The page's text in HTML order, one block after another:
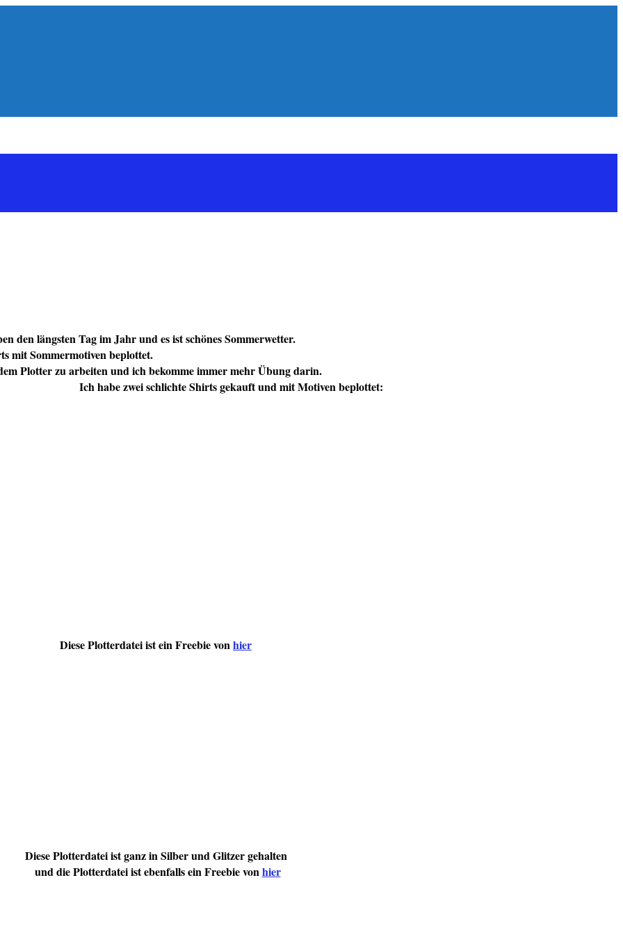
den längsten Tag im Jahr und es ist schönes Sommerwetter.
mit Sommermotiven beplottet.
Plotter zu arbeiten und ich bekomme immer mehr Übung darin.
Ich habe zwei schlichte Shirts gekauft und mit Motiven beplottet:
Diese Plotterdatei ist ein Freebie vonhier
Diese Plotterdatei ist ganz in Silber und Glitzer gehalten
und die Plotterdatei ist ebenfalls ein Freebie vonhier